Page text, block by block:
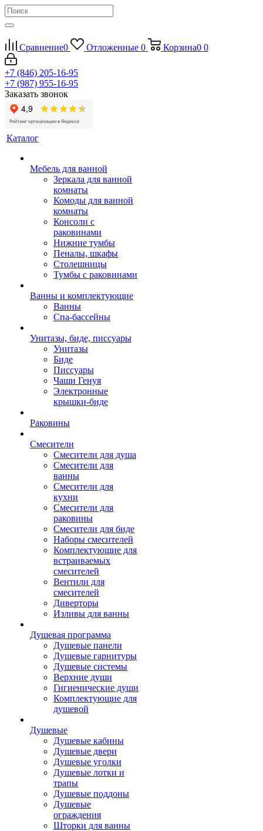
Сравнение0 Отложенные 0 Корзина0 0
+7 (846) 205-16-95
+7 (987) 955-16-95
Заказать звонок
Каталог
Мебель для ванной
Зеркала для ванной
комнаты
Комоды для ванной
комнаты
Консоли с
раковинами
Нижние тумбы
Пеналы, шкафы
Столешницы
Тумбы с раковинами
Ванны и комплектующие
Ванны
Спа-бассейны
Унитазы, биде, писсуары
Унитазы
Биде
Писсуары
Чаши Генуя
Электронные
крышки-биде
Раковины
Смесители
Смесители для душа
Смесители для
ванны
Смесители для
кухни
Смесители для
раковины
Смесители для биде
Наборы смесителей
Комплектующие для
встраиваемых
смесителей
Вентили для
смесителей
Диверторы
Изливы для ванны
Душевая программа
Душевые панели
Душевые гарнитуры
Душевые системы
Верхние души
Гигиенические души
Комплектующие для
душевой
Душевые
Душевые кабины
Душевые двери
Душевые уголки
Душевые лотки и
трапы
Душевые поддоны
Душевые
ограждения
Шторки для ванны